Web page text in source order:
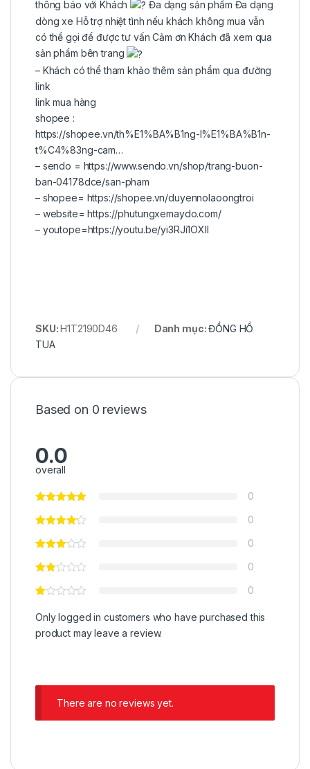
thông báo với Khách
Đa dạng sản phẩm Đa dạng
dòng xe Hỗ trợ nhiệt tình nếu khách không mua vẫn
có thể gọi để được tư vấn Cảm ơn Khách đã xem qua
sản phẩm bên trang
– Khách có thể tham khảo thêm sản phẩm qua đường
link
link mua hàng
shopee :
https://shopee.vn/th%E1%BA%B1ng-l%E1%BA%B1n-
t%C4%83ng-cam…
– sendo = https://www.sendo.vn/shop/trang-buon-
ban-04178dce/san-pham
– shopee= https://shopee.vn/duyennolaoongtroi
– website=https://phutungxemaydo.com/
– youtope=https://youtu.be/yi3RJi1OXII
SKU:H1T2190D46 Danh mục:ĐỒNG HỒ
TUA
Based on 0 reviews
0.0
overall
0
0
0
0
0
Only logged in customers who have purchased this
product may leave a review.
There are no reviews yet.